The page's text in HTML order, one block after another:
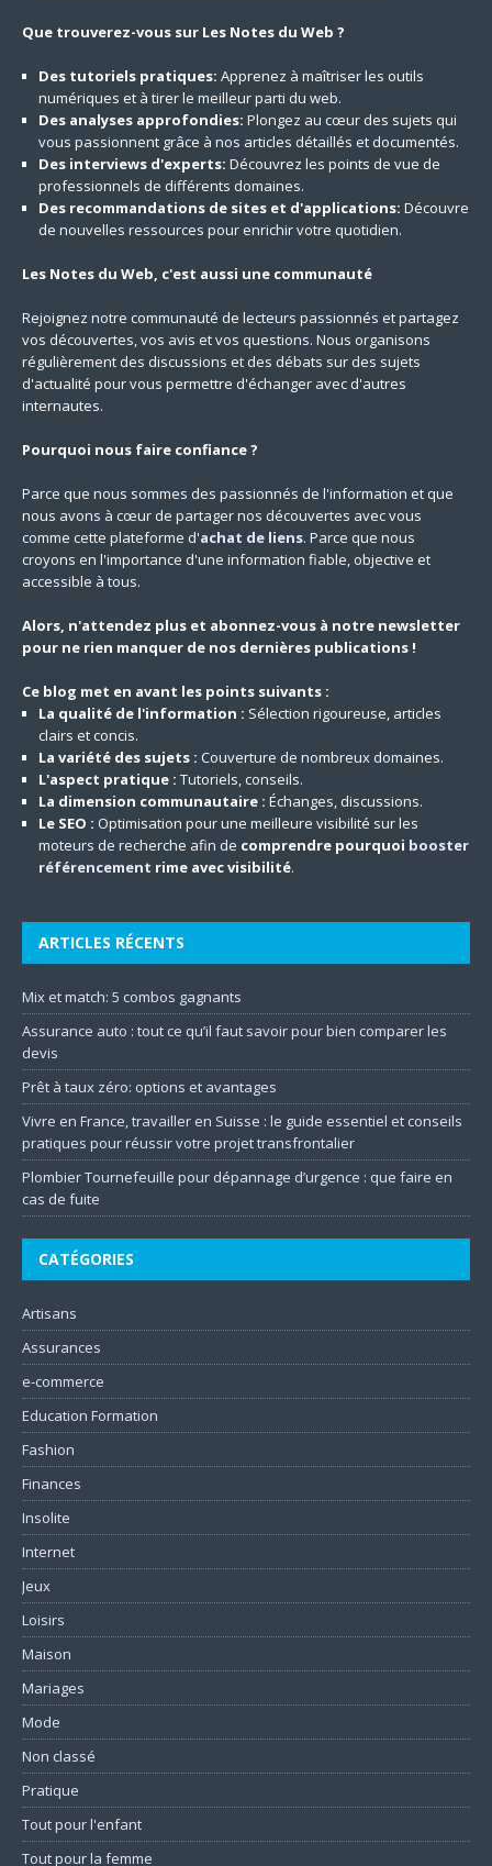
Que trouverez-vous sur Les Notes du Web ?
Des tutoriels pratiques: Apprenez à maîtriser les outils
numériques et à tirer le meilleur parti du web.
Des analyses approfondies: Plongez au cœur des sujets qui
vous passionnent grâce à nos articles détaillés et documentés.
Des interviews d'experts: Découvrez les points de vue de
professionnels de différents domaines.
Des recommandations de sites et d'applications: Découvre
de nouvelles ressources pour enrichir votre quotidien.
Les Notes du Web, c'est aussi une communauté
Rejoignez notre communauté de lecteurs passionnés et partagez
vos découvertes, vos avis et vos questions. Nous organisons
régulièrement des discussions et des débats sur des sujets
d'actualité pour vous permettre d'échanger avec d'autres
internautes.
Pourquoi nous faire confiance ?
Parce que nous sommes des passionnés de l'information et que
nous avons à cœur de partager nos découvertes avec vous
comme cette plateforme d'achat de liens. Parce que nous
croyons en l'importance d'une information fiable, objective et
accessible à tous.
Alors, n'attendez plus et abonnez-vous à notre newsletter
pour ne rien manquer de nos dernières publications !
Ce blog met en avant les points suivants :
La qualité de l'information : Sélection rigoureuse, articles
clairs et concis.
La variété des sujets : Couverture de nombreux domaines.
L'aspect pratique : Tutoriels, conseils.
La dimension communautaire : Échanges, discussions.
Le SEO : Optimisation pour une meilleure visibilité sur les
moteurs de recherche afin de comprendre pourquoi booster
référencement rime avec visibilité.
ARTICLES RÉCENTS
Mix et match: 5 combos gagnants
Assurance auto : tout ce qu’il faut savoir pour bien comparer les
devis
Prêt à taux zéro: options et avantages
Vivre en France, travailler en Suisse : le guide essentiel et conseils
pratiques pour réussir votre projet transfrontalier
Plombier Tournefeuille pour dépannage d’urgence : que faire en
cas de fuite
CATÉGORIES
Artisans
Assurances
e-commerce
Education Formation
Fashion
Finances
Insolite
Internet
Jeux
Loisirs
Maison
Mariages
Mode
Non classé
Pratique
Tout pour l'enfant
Tout pour la femme